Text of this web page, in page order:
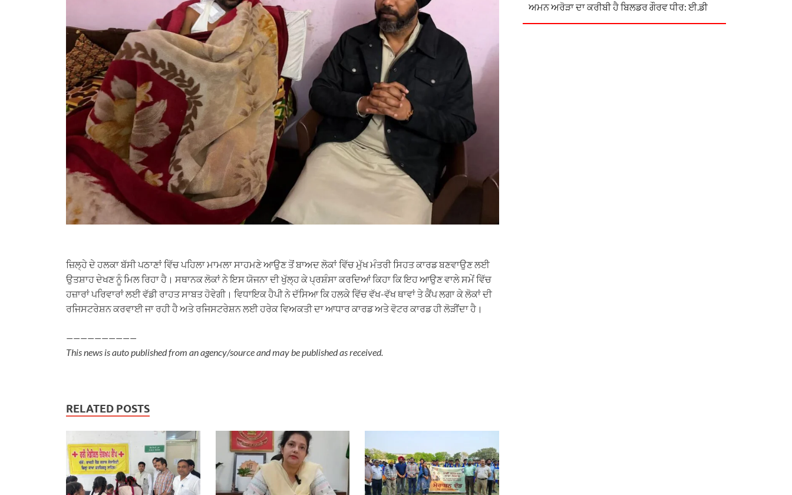
ਜ਼ਿਲ੍ਹੇ ਦੇ ਹਲਕਾ ਬੱਸੀ ਪਠਾਣਾਂ ਵਿੱਚ ਪਹਿਲਾ ਮਾਮਲਾ ਸਾਹਮਣੇ ਆਉਣ ਤੋਂ ਬਾਅਦ ਲੋਕਾਂ ਵਿੱਚ ਮੁੱਖ ਮੰਤਰੀ ਸਿਹਤ ਕਾਰਡ ਬਣਵਾਉਣ ਲਈ
ਉਤਸ਼ਾਹ ਦੇਖਣ ਨੂੰ ਮਿਲ ਰਿਹਾ ਹੈ। ਸਥਾਨਕ ਲੋਕਾਂ ਨੇ ਇਸ ਯੋਜਨਾ ਦੀ ਖੁੱਲ੍ਹ ਕੇ ਪ੍ਰਸ਼ੰਸਾ ਕਰਦਿਆਂ ਕਿਹਾ ਕਿ ਇਹ ਆਉਣ ਵਾਲੇ ਸਮੇਂ ਵਿੱਚ
ਹਜ਼ਾਰਾਂ ਪਰਿਵਾਰਾਂ ਲਈ ਵੱਡੀ ਰਾਹਤ ਸਾਬਤ ਹੋਵੇਗੀ। ਵਿਧਾਇਕ ਹੈਪੀ ਨੇ ਦੱਸਿਆ ਕਿ ਹਲਕੇ ਵਿੱਚ ਵੱਖ-ਵੱਖ ਥਾਵਾਂ ਤੇ ਕੈਂਪ ਲਗਾ ਕੇ ਲੋਕਾਂ ਦੀ
ਰਜਿਸਟਰੇਸ਼ਨ ਕਰਵਾਈ ਜਾ ਰਹੀ ਹੈ ਅਤੇ ਰਜਿਸਟਰੇਸ਼ਨ ਲਈ ਹਰੇਕ ਵਿਅਕਤੀ ਦਾ ਆਧਾਰ ਕਾਰਡ ਅਤੇ ਵੋਟਰ ਕਾਰਡ ਹੀ ਲੋੜੀਂਦਾ ਹੈ।
——————————
This news is auto published from an agency/source and may be published as received.
RELATED POSTS
ਅਮਨ ਅਰੋੜਾ ਦਾ ਕਰੀਬੀ ਹੈ ਬਿਲਡਰ ਗੌਰਵ ਧੀਰ: ਈ.ਡੀ